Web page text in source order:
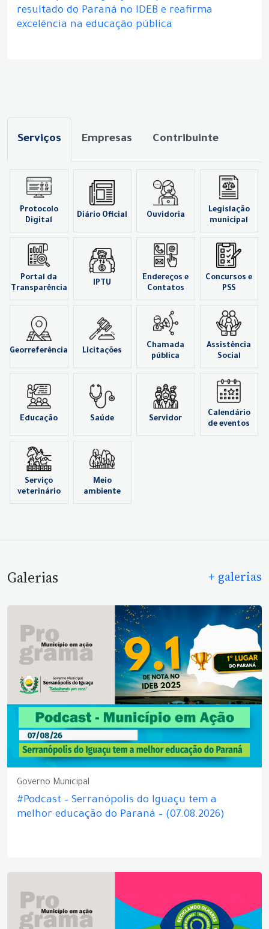
resultado do Paraná no IDEB e reafirma
excelência na educação pública
Serviços Empresas Contribuinte
Protocolo
Digital
Diário Oficial Ouvidoria
Legislação
municipal
Portal da
Transparência
IPTU
Endereços e
Contatos
Concursos e
PSS
Georreferência Licitações
Chamada
pública
Assistência
Social
Educação Saúde Servidor
Calendário
de eventos
Serviço
veterinário
Meio
ambiente
Galerias + galerias
Governo Municipal
#Podcast – Serranópolis do Iguaçu tem a
melhor educação do Paraná – (07.08.2026)